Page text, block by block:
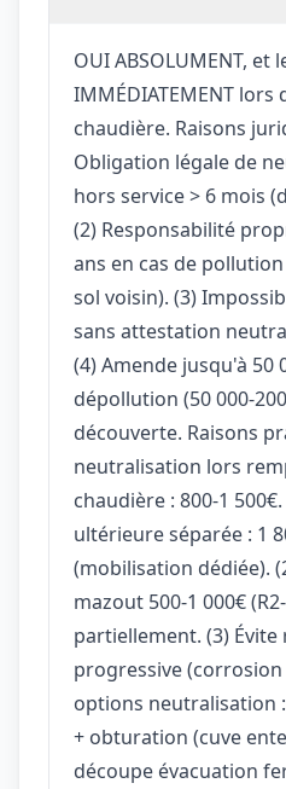
OUI ABSOLUMENT, et
IMMÉDIATEMENT
chaudière. Raisons
Obligation légale de
hors service > 6 mois
(2) Responsabilité
ans en cas de
sol voisin). (3)
sans attestation
(4) Amende jusqu'à 50
dépollution (50 000-
découverte. Raisons
neutralisation lors
chaudière : 800-1
ultérieure séparée : 1
(mobilisation dédiée).
mazout 500-1 000€
partiellement. (3)
progressive (corrosion
options neutralisation
+ obturation (cuve
découpe évacuation